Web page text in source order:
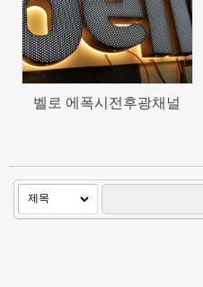
벨로 에폭시전후광채널